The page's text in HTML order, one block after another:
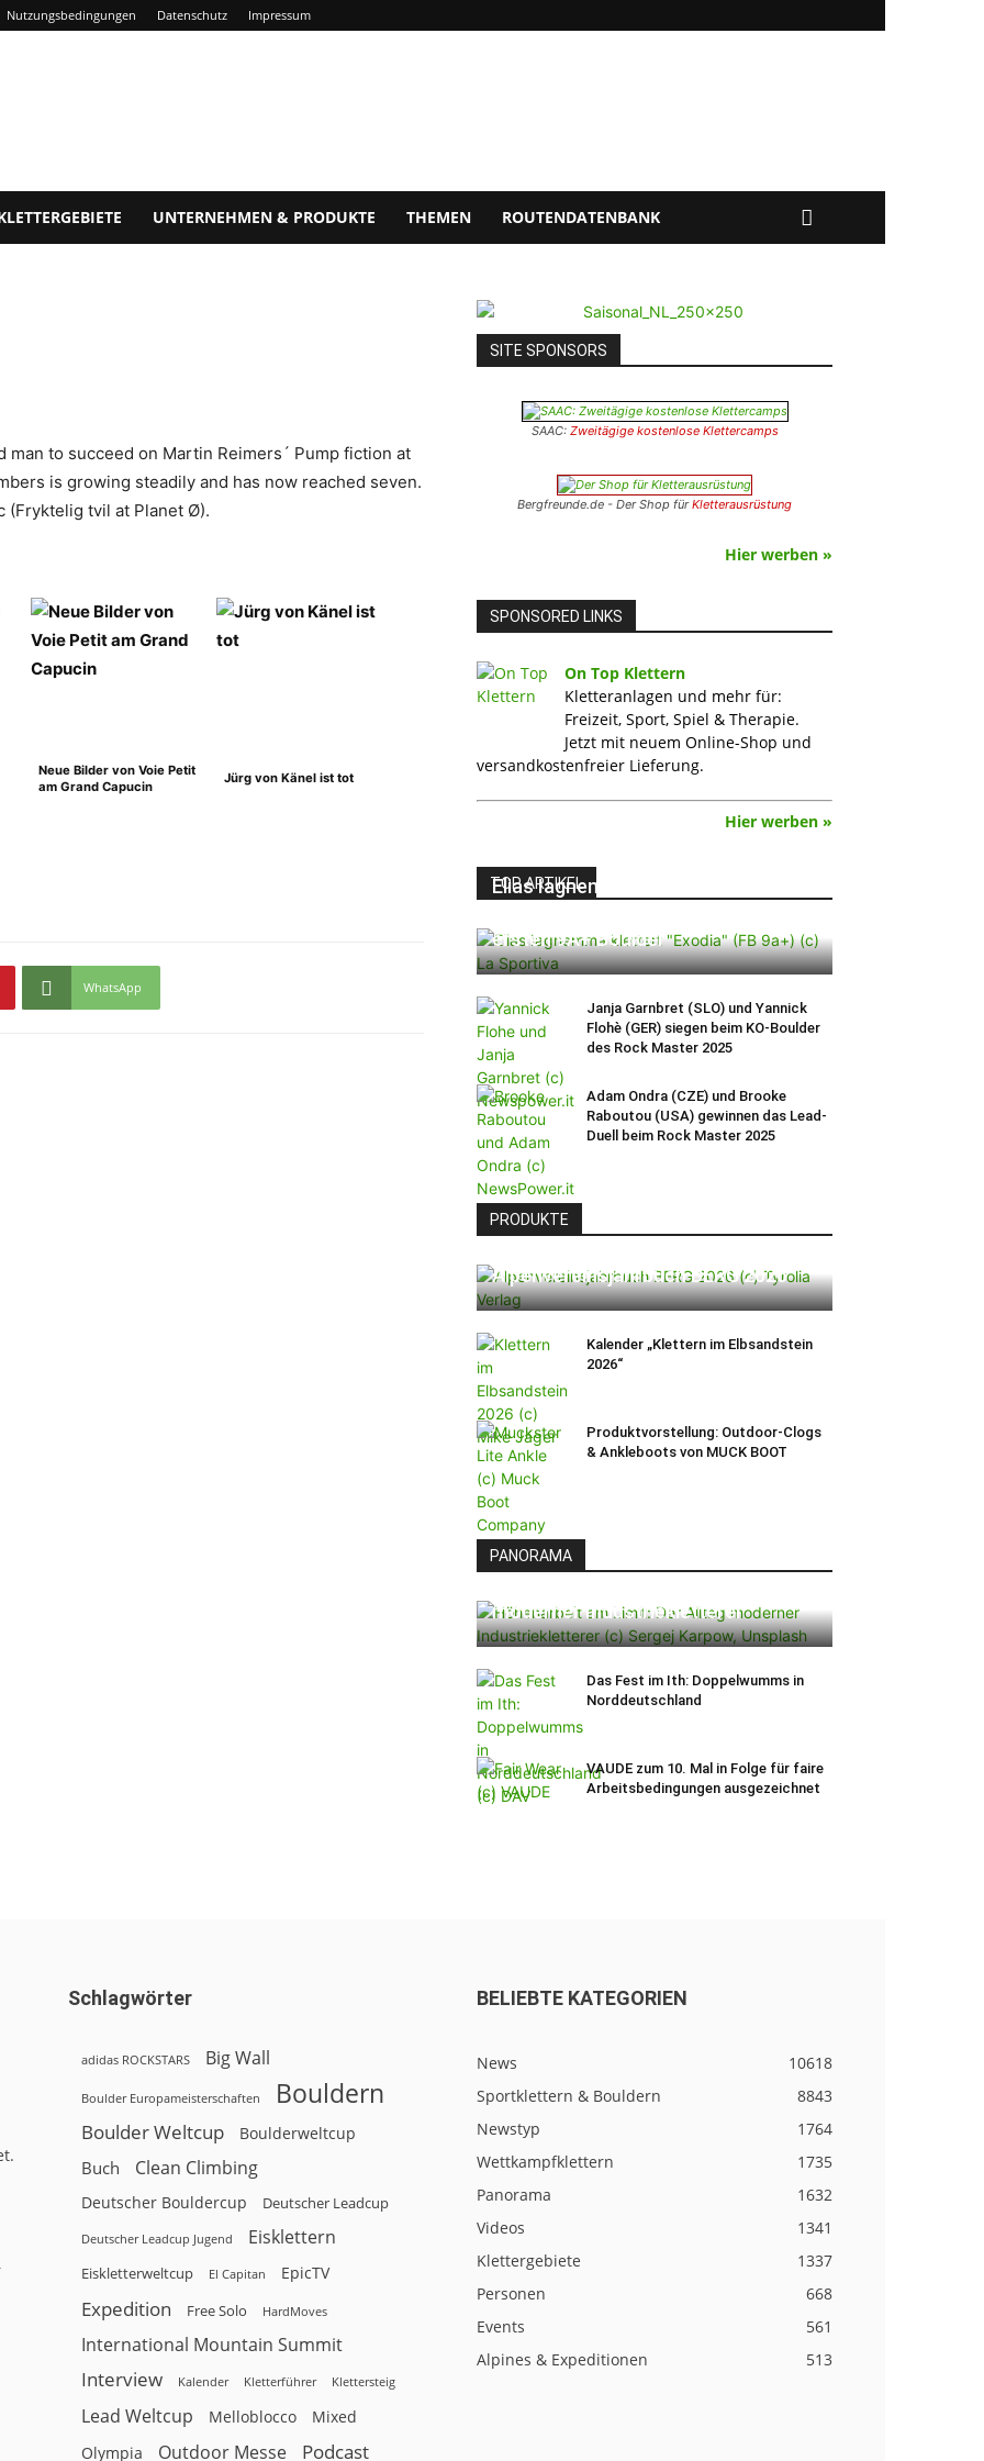
Nutzungsbedingungen Datenschutz Impressum
UNTERNEHMEN & PRODUKTE THEMEN ROUTENDATENBANK
man to succeed on Martin Reimers´ Pump fiction at
is growing steadily and has now reached seven.
(Fryktelig tvil at Planet Ø).
Neue Bilder von Voie Petit
am Grand Capucin
Jürg von Känel ist tot
WhatsApp
SITE SPONSORS
SAAC: Zweitägige kostenlose Klettercamps
Bergfreunde.de - Der Shop fürKletterausrüstung
Hier werben »
SPONSORED LINKS
On Top Klettern
Kletteranlagen und mehr für:
Freizeit, Sport, Spiel & Therapie.
Jetzt mit neuem Online-Shop und
versandkostenfreier Lieferung.
Hier werben »
TOP ARTIKEL
Elias Iagnemma klettert „Exodia“:
ersten 9A+ Boulder
Janja Garnbret (SLO) und Yannick
Flohè (GER) siegen beim KO-Boulder
des Rock Master 2025
Adam Ondra (CZE) und Brooke
Raboutou (USA) gewinnen das Lead-
Duell beim Rock Master 2025
PRODUKTE
Alpenvereinsjahrbuch BERG 2026
Kalender „Klettern im Elbsandstein
2026“
Produktvorstellung: Outdoor-Clogs
& Ankleboots von MUCK BOOT
PANORAMA
moderner Industriekletterer
Das Fest im Ith: Doppelwumms in
Norddeutschland
VAUDE zum 10. Mal in Folge für faire
Arbeitsbedingungen ausgezeichnet
Schlagwörter
adidas ROCKSTARS Big Wall
Boulder Europameisterschaften Bouldern
Boulder Weltcup Boulderweltcup
Buch Clean Climbing
Deutscher Bouldercup Deutscher Leadcup
Deutscher Leadcup Jugend Eisklettern
Eiskletterweltcup El Capitan EpicTV
Expedition Free Solo HardMoves
International Mountain Summit
Interview Kalender Kletterführer Klettersteig
Lead Weltcup Melloblocco Mixed
Olympia Outdoor Messe Podcast
BELIEBTE KATEGORIEN
News
10618
Sportklettern & Bouldern
8843
Newstyp
1764
Wettkampfklettern
1735
Panorama
1632
Videos
1341
Klettergebiete
1337
Personen
668
Events
561
Alpines & Expeditionen
513